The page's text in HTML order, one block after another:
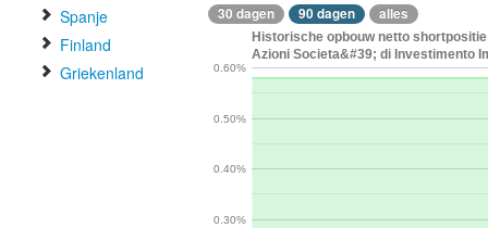
Spanje
Finland
Griekenland
30 dagen 90 dagen alles
Historische opbouw netto
Azioni Societa&#39; di Investimento
0.30%
0.40%
0.50%
0.60%